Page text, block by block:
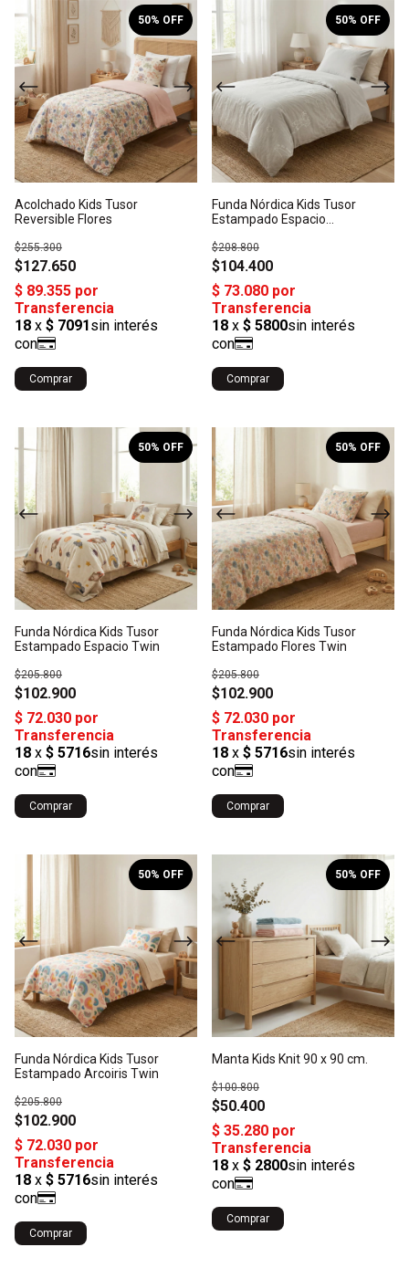
1/5
Acolchado Kids Tusor
Reversible Flores
$127.650
$255.300
50% OFF
Comprar
1/6
Funda Nórdica Kids Tusor
Estampado Espacio
$104.400
$208.800
50% OFF
1/3
Funda Nórdica Kids Tusor
Estampado Espacio Twin
$102.900
$205.800
50% OFF 1/3
Funda Nórdica Kids Tusor
Estampado Flores Twin
$102.900
$205.800
50% OFF
1/3
Funda Nórdica Kids Tusor
Estampado Arcoiris Twin
$102.900
$205.800
50% OFF 1/5
Manta Kids Knit 90 x 90 cm.
$50.400
$100.800
50% OFF
Comprar